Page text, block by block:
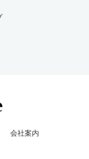
会社案内